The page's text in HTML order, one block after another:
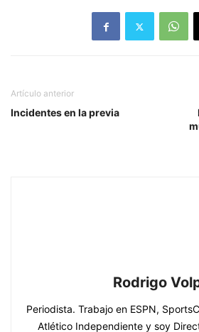
Artículo anterior
Incidentes en la previa
Rodrigo
Periodista. Trabajo en ESPN,
Atlético Independiente y soy